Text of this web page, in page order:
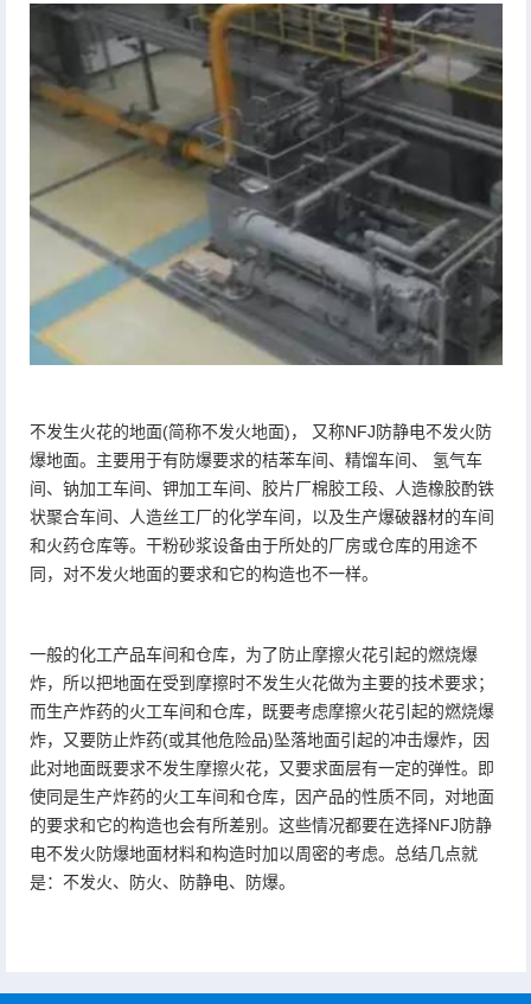
不发生火花的地面(简称不发火地面)， 又称NFJ防静电不发火防
爆地面。主要用于有防爆要求的桔苯车间、精馏车间、 氢气车
间、钠加工车间、钾加工车间、胶片厂棉胶工段、人造橡胶酌铁
状聚合车间、人造丝工厂的化学车间，以及生产爆破器材的车间
和火药仓库等。干粉砂浆设备由于所处的厂房或仓库的用途不
同，对不发火地面的要求和它的构造也不一样。
一般的化工产品车间和仓库，为了防止摩擦火花引起的燃烧爆
炸，所以把地面在受到摩擦时不发生火花做为主要的技术要求；
而生产炸药的火工车间和仓库，既要考虑摩擦火花引起的燃烧爆
炸，又要防止炸药(或其他危险品)坠落地面引起的冲击爆炸，因
此对地面既要求不发生摩擦火花，又要求面层有一定的弹性。即
使同是生产炸药的火工车间和仓库，因产品的性质不同，对地面
的要求和它的构造也会有所差别。这些情况都要在选择NFJ防静
电不发火防爆地面材料和构造时加以周密的考虑。总结几点就
是：不发火、防火、防静电、防爆。